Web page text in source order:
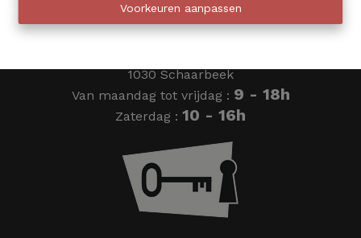
Voorkeuren aanpassen
Eventimmo chasseurs
1030 Schaarbeek
Van maandag tot vrijdag : 9 - 18h
Zaterdag : 10 - 16h